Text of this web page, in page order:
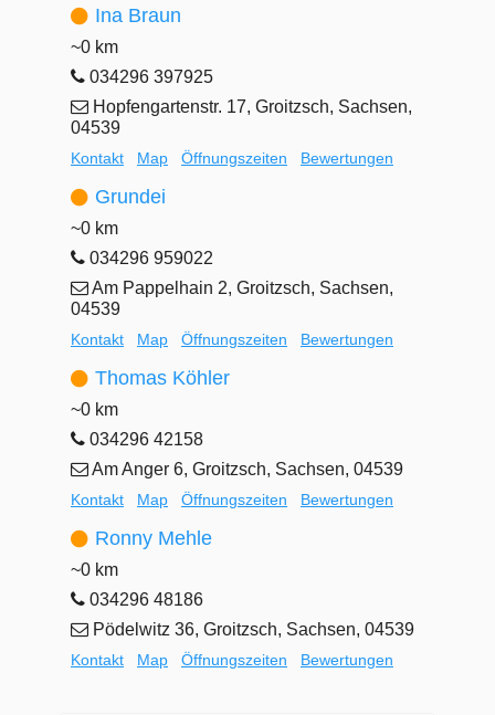
Ina Braun
~0 km
034296 397925
Hopfengartenstr. 17, Groitzsch, Sachsen,
04539
Kontakt Map Öffnungszeiten Bewertungen
Grundei
~0 km
034296 959022
Am Pappelhain 2, Groitzsch, Sachsen,
04539
Kontakt Map Öffnungszeiten Bewertungen
Thomas Köhler
~0 km
034296 42158
Am Anger 6, Groitzsch, Sachsen, 04539
Kontakt Map Öffnungszeiten Bewertungen
Ronny Mehle
~0 km
034296 48186
Pödelwitz 36, Groitzsch, Sachsen, 04539
Kontakt Map Öffnungszeiten Bewertungen